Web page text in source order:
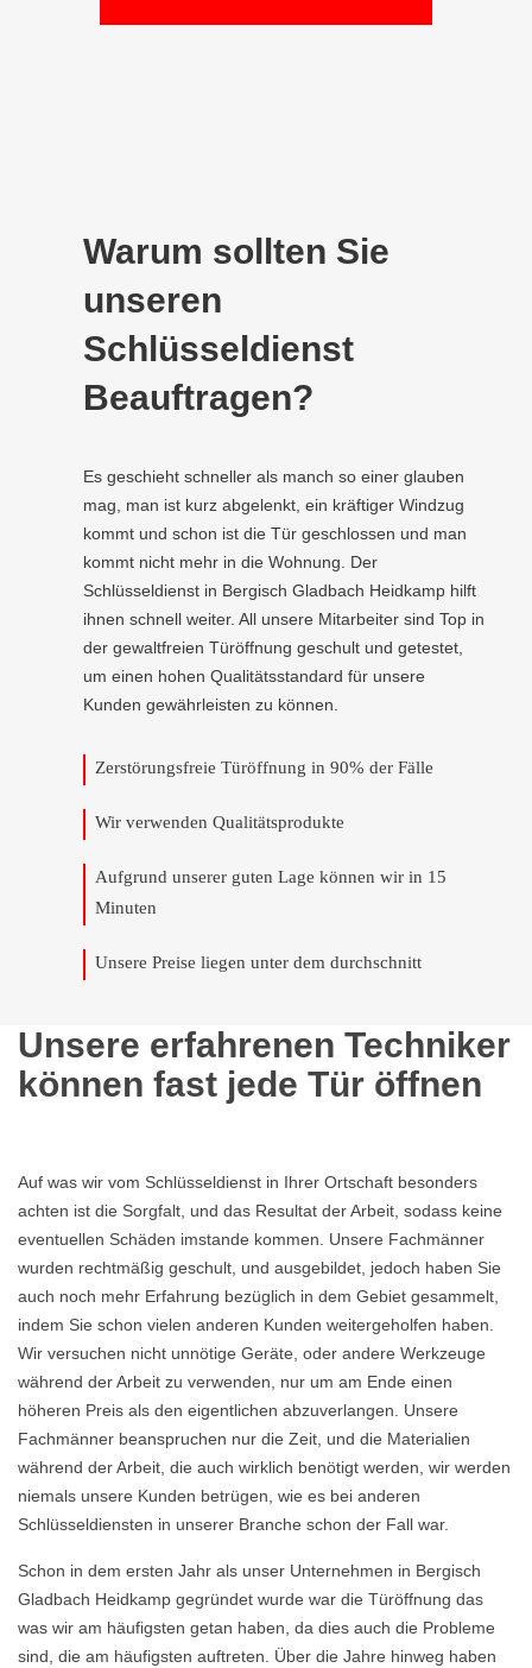
Warum sollten Sie
unseren
Schlüsseldienst
Beauftragen?
Es geschieht schneller als manch so einer glauben
mag, man ist kurz abgelenkt, ein kräftiger Windzug
kommt und schon ist die Tür geschlossen und man
kommt nicht mehr in die Wohnung. Der
Schlüsseldienst in Bergisch Gladbach Heidkamp hilft
ihnen schnell weiter. All unsere Mitarbeiter sind Top in
der gewaltfreien Türöffnung geschult und getestet,
um einen hohen Qualitätsstandard für unsere
Kunden gewährleisten zu können.
Zerstörungsfreie Türöffnung in 90% der Fälle
Wir verwenden Qualitätsprodukte
Aufgrund unserer guten Lage können wir in 15
Minuten
Unsere Preise liegen unter dem durchschnitt
Unsere erfahrenen Techniker
können fast jede Tür öffnen
Auf was wir vom Schlüsseldienst in Ihrer Ortschaft besonders
achten ist die Sorgfalt, und das Resultat der Arbeit, sodass keine
eventuellen Schäden imstande kommen. Unsere Fachmänner
wurden rechtmäßig geschult, und ausgebildet, jedoch haben Sie
auch noch mehr Erfahrung bezüglich in dem Gebiet gesammelt,
indem Sie schon vielen anderen Kunden weitergeholfen haben.
Wir versuchen nicht unnötige Geräte, oder andere Werkzeuge
während der Arbeit zu verwenden, nur um am Ende einen
höheren Preis als den eigentlichen abzuverlangen. Unsere
Fachmänner beanspruchen nur die Zeit, und die Materialien
während der Arbeit, die auch wirklich benötigt werden, wir werden
niemals unsere Kunden betrügen, wie es bei anderen
Schlüsseldiensten in unserer Branche schon der Fall war.
Schon in dem ersten Jahr als unser Unternehmen in Bergisch
Gladbach Heidkamp gegründet wurde war die Türöffnung das
was wir am häufigsten getan haben, da dies auch die Probleme
sind, die am häufigsten auftreten. Über die Jahre hinweg haben